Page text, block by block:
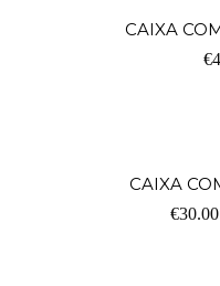
CAIXA
€
CAIXA
€30.00